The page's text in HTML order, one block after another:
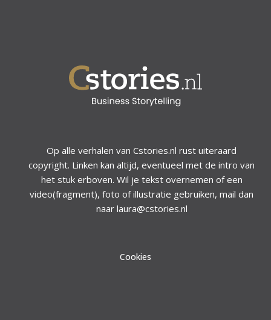
Op alle verhalen van Cstories.nl rust uiteraard
copyright. Linken kan altijd, eventueel met de intro van
het stuk erboven. Wil je tekst overnemen of een
video(fragment), foto of illustratie gebruiken, mail dan
naar laura@cstories.nl
Cookies